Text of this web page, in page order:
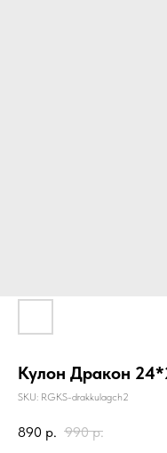
Кулон Дракон
SKU: RGKS-drakkulagch2
890 р. 990 р.